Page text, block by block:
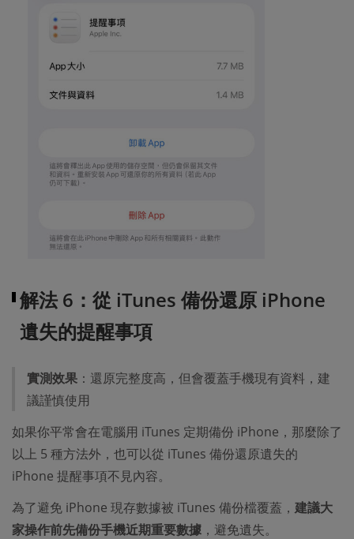
解法 6：從 iTunes 備份還原 iPhone
遺失的提醒事項
實測效果 ：還原完整度高，但會覆蓋手機現有資料，建
議謹慎使用
如果你平常會在電腦用 iTunes 定期備份 iPhone，那麼除了
以上 5 種方法外，也可以從 iTunes 備份還原遺失的
iPhone 提醒事項不見內容。
為了避免 iPhone 現存數據被 iTunes 備份檔覆蓋， 建議大
家操作前先備份手機近期重要數據 ，避免遺失。